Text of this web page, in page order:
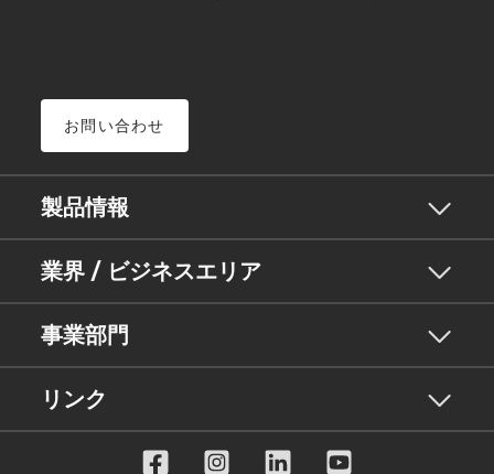
お問い合わせ
製品情報
業界 / ビジネスエリア
事業部門
リンク